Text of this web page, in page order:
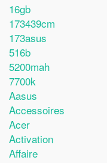
16gb
173439cm
173asus
516b
5200mah
7700k
Aasus
Accessoires
Acer
Activation
Affaire